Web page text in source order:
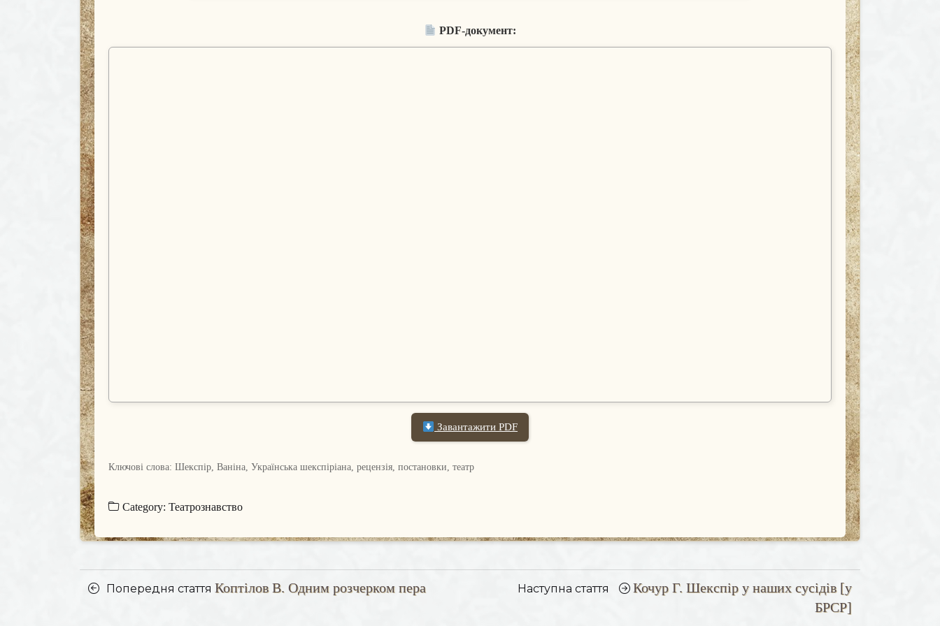
PDF-документ:
Завантажити PDF
Ключові слова: Шекспір, Ваніна, Українська шекспіріана, рецензія, постановки, театр
Category: Театрознавство
Posts
Попередня стаття Попередня
Коптілов В. Одним розчерком пера Наступна стаття
Наступна
Кочур Г. Шекспір у наших сусідів [у
БРСР]